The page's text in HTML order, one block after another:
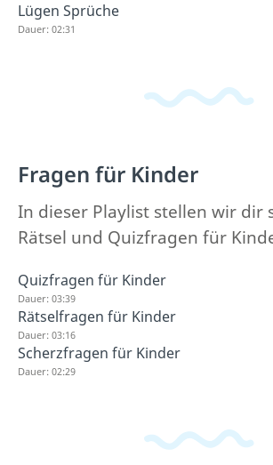
Lügen Sprüche
Dauer: 02:31
Fragen für Kinder
In dieser Playlist stellen wir dir
Rätsel und Quizfragen für
Quizfragen für Kinder
Dauer: 03:39
Rätselfragen für Kinder
Dauer: 03:16
Scherzfragen für Kinder
Dauer: 02:29